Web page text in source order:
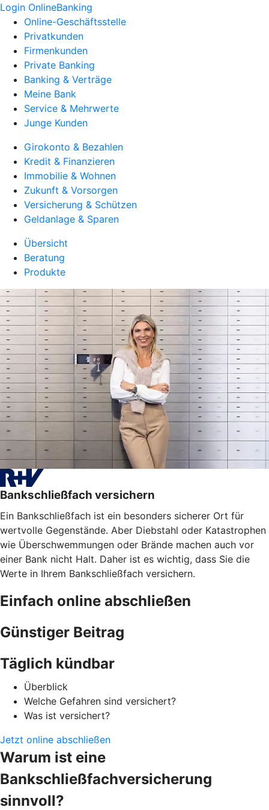
Login OnlineBanking
Online-Geschäftsstelle
Privatkunden
Firmenkunden
Private Banking
Banking & Verträge
Meine Bank
Service & Mehrwerte
Junge Kunden
Girokonto & Bezahlen
Kredit & Finanzieren
Immobilie & Wohnen
Zukunft & Vorsorgen
Versicherung & Schützen
Geldanlage & Sparen
Übersicht
Beratung
Produkte
Bankschließfach versichern
Ein Bankschließfach ist ein besonders sicherer Ort für
wertvolle Gegenstände. Aber Diebstahl oder Katastrophen
wie Überschwemmungen oder Brände machen auch vor
einer Bank nicht Halt. Daher ist es wichtig, dass Sie die
Werte in Ihrem Bankschließfach versichern.
Einfach online abschließen
Günstiger Beitrag
Täglich kündbar
Überblick
Welche Gefahren sind versichert?
Was ist versichert?
Jetzt online abschließen
Warum ist eine
Bankschließfachversicherung
sinnvoll?